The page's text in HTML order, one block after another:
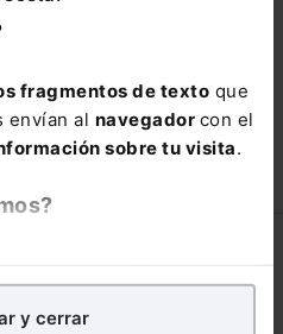
fragmentos de texto que
envían al navegador con el
sobre tu visita.
tu experienciaen
con fines publicitarios,
y cerrar
tu acceso
110,00€ 66,00€
COMPRAR